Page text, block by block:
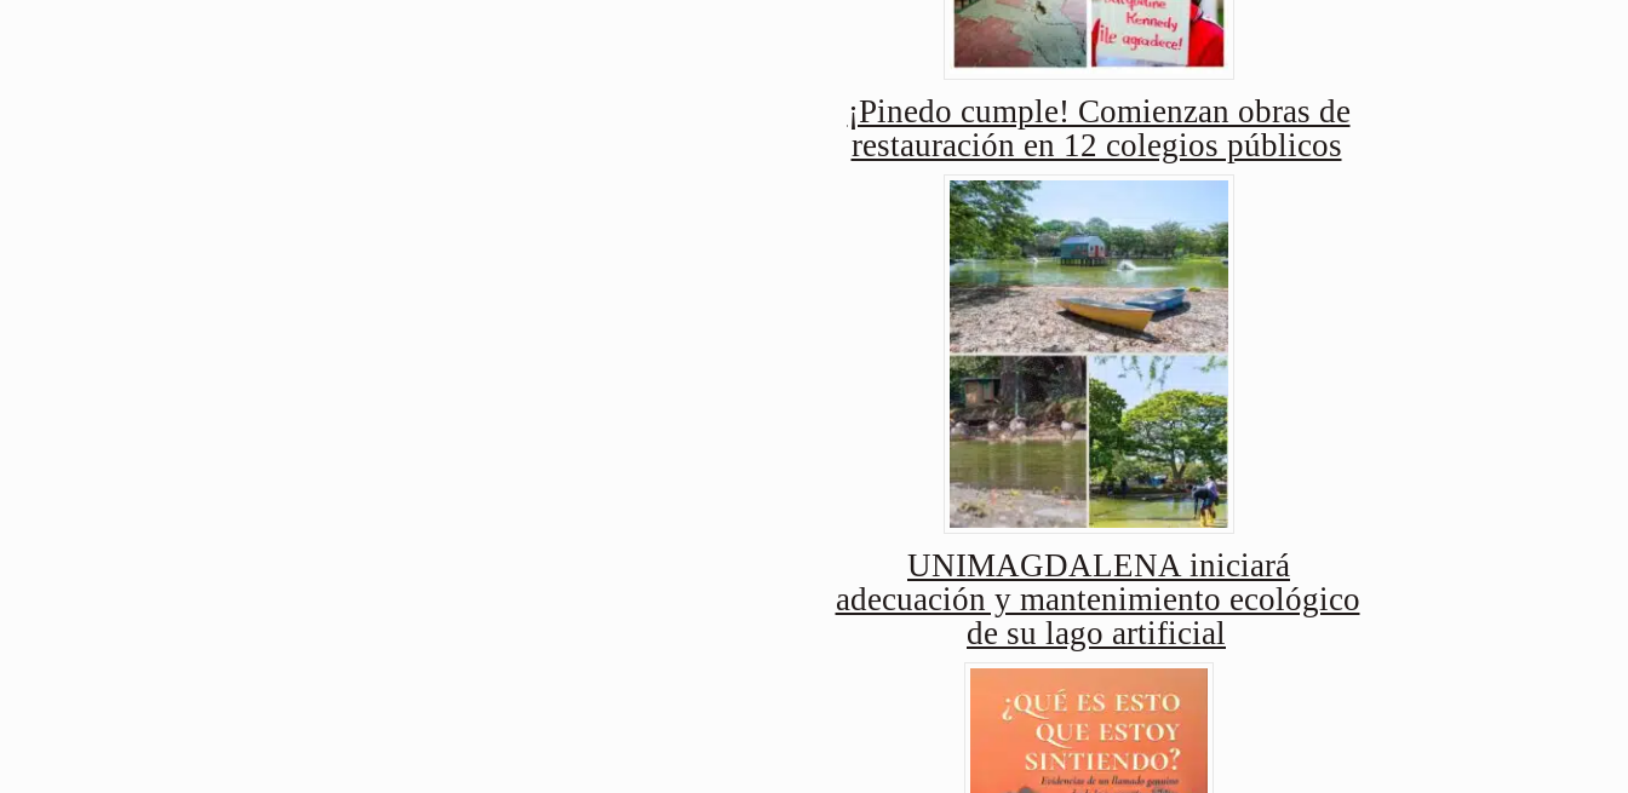
¡Pinedo cumple! Comienzan obras de
restauración en 12 colegios públicos
UNIMAGDALENA iniciará
adecuación y mantenimiento ecológico
de su lago artificial